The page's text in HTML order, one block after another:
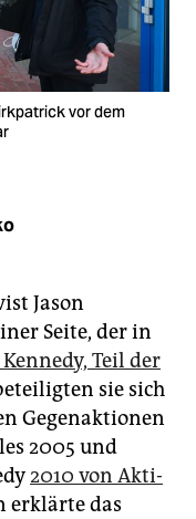
vor dem
Jason
Seite, der in
Teil der
sie sich
Gegenaktionen
2005 und
2010 von Ak­ti­
erklärte das